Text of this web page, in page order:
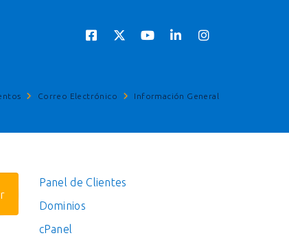
Correo Electrónico Información General
Panel de Clientes
Dominios
cPanel